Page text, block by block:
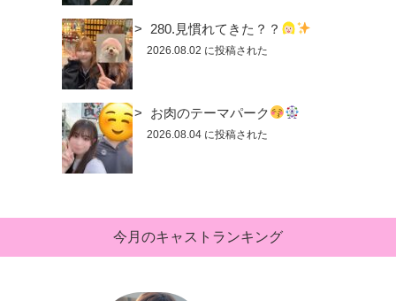
280.見慣れてきた？？
2026.08.02 に投稿された
お肉のテーマパーク
2026.08.04 に投稿された
今月のキャストランキング